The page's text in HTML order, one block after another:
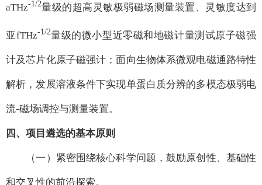
aTHz-1/2量级的超高灵敏极弱磁场测量装置、灵敏度达到
亚fTHz-1/2量级的微小型近零磁和地磁计量测试原子磁强
计及芯片化原子磁强计；面向生物体系微观电磁通路特性
解析，发展溶液条件下实现单蛋白质分辨的多模态极弱电
流-磁场调控与测量装置。
四、项目遴选的基本原则
（一）紧密围绕核心科学问题，鼓励原创性、基础性
和交叉性的前沿探索。